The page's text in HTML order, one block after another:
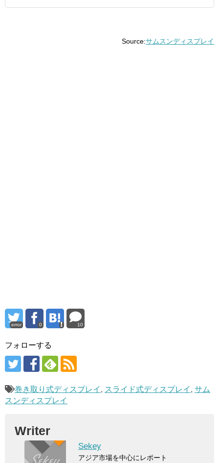
Source:サムスンディスプレイ
error 0 10
フォローする
巻き取り式ディスプレイ , スライド式ディスプレイ , サム
スンディスプレイ
Writer
Sekey
アジア市場を中心にレポート